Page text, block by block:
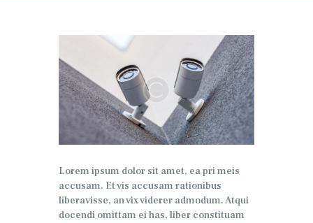
Lorem ipsum dolor sit amet, ea pri meis
accusam. Et vis accusam rationibus
liberavisse, an vix viderer admodum. Atqui
docendi omittam ei has, liber constituam